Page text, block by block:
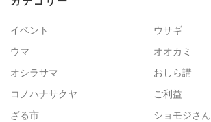
イベント
ウサギ
ウマ
オオカミ
オシラサマ
おしら講
コノハナサクヤ
ご利益
ざる市
ショモジさん